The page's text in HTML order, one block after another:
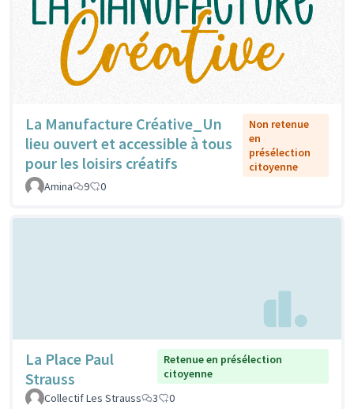
La Manufacture Créative_Un
lieu ouvert et accessible à tous
pour les loisirs créatifs
Non retenue
en
présélection
citoyenne
Amina
9 0
La Place Paul
Strauss
Retenue en présélection
citoyenne
Collectif Les Strauss
3 0